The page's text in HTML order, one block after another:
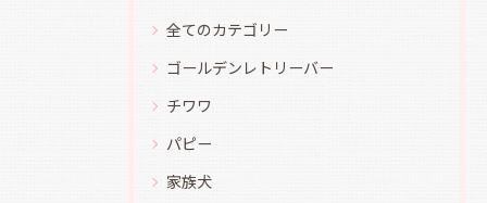
全てのカテゴリー
ゴールデンレトリーバー
チワワ
パピー
家族犬